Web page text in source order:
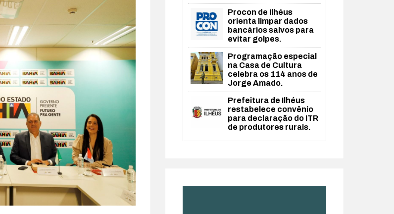
Procon de Ilhéus
orienta limpar dados
bancários salvos para
evitar golpes.
Programação especial
na Casa de Cultura
celebra os 114 anos de
Jorge Amado.
Prefeitura de Ilhéus
restabelece convênio
para declaração do ITR
de produtores rurais.